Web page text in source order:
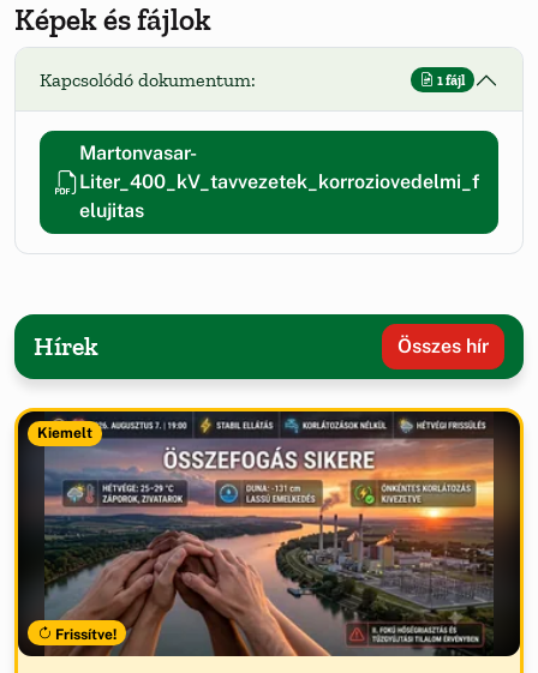
Képek és fájlok
Kapcsolódó dokumentum: 1 fájl
Martonvasar-
Liter_400_kV_tavvezetek_korroziovedelmi_f
elujitas
Hírek Összes hír
Kiemelt
Frissítve!